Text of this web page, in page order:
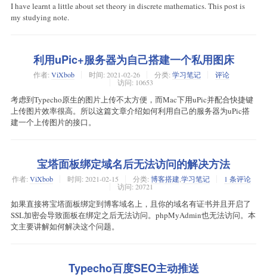
I have learnt a little about set theory in discrete mathematics. This post is
my studying note.
利用uPic+服务器为自己搭建一个私用图床
作者: ViXbob 时间: 2021-02-26 分类: 学习笔记
评论
访问: 10653
考虑到Typecho原生的图片上传不太方便，而Mac下用uPic并配合快捷键
上传图片效率很高。所以这篇文章介绍如何利用自己的服务器为uPic搭
建一个上传图片的接口。
宝塔面板绑定域名后无法访问的解决方法
作者: ViXbob 时间: 2021-02-15 分类: 博客搭建,学习笔记
1 条评论
访问: 20721
如果直接将宝塔面板绑定到博客域名上，且你的域名有证书并且开启了
SSL加密会导致面板在绑定之后无法访问。phpMyAdmin也无法访问。本
文主要讲解如何解决这个问题。
Typecho百度SEO主动推送